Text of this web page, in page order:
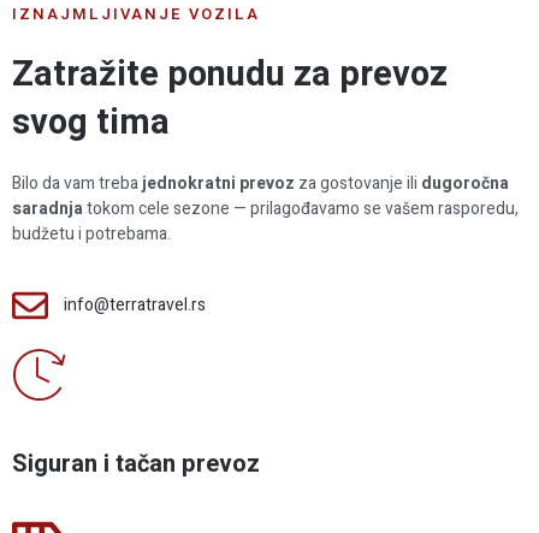
IZNAJMLJIVANJE VOZILA
Zatražite ponudu za prevoz
svog tima
Bilo da vam trebajednokratni prevoz za gostovanje ili dugoročna
saradnjatokom cele sezone — prilagođavamo se vašem rasporedu,
budžetu i potrebama.
info@terratravel.rs
Siguran i tačan prevoz